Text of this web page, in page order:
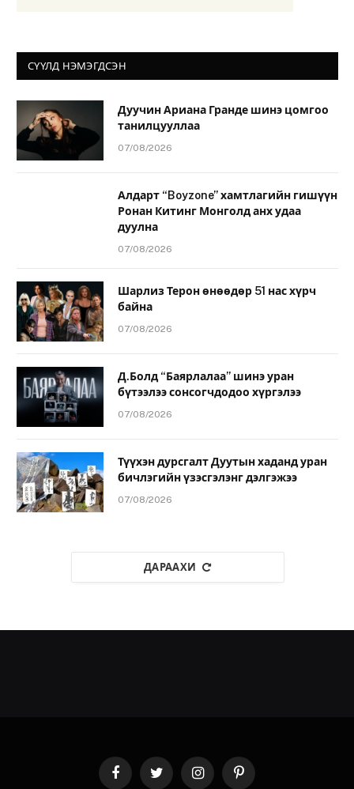
СҮҮЛД НЭМЭГДСЭН
Дуучин Ариана Гранде шинэ цомгоо
танилцууллаа
07/08/2026
Алдарт “Boyzone” хамтлагийн гишүүн
Ронан Китинг Монголд анх удаа
дуулна
07/08/2026
Шарлиз Терон өнөөдөр 51 нас хүрч
байна
07/08/2026
Д.Болд “Баярлалаа” шинэ уран
бүтээлээ сонсогчдодоо хүргэлээ
07/08/2026
Түүхэн дурсгалт Дуутын хаданд уран
бичлэгийн үзэсгэлэнг дэлгэжээ
07/08/2026
ДАРААХИ
FacebookTwitter InstagramPinterest